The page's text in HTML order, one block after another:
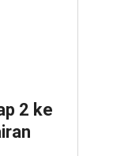
2 ke